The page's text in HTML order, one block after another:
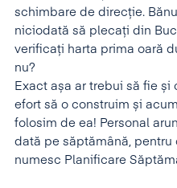
schimbare de direcție.
niciodată să plecați din
verificați harta prima oară
nu?
Exact așa ar trebui să fie și
efort să o construim și
folosim de ea! Personal
dată pe săptămână,
numesc Planificare